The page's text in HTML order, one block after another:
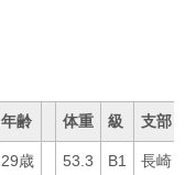
年齢 体重 級 支部
29歳 53.3 B1 長崎